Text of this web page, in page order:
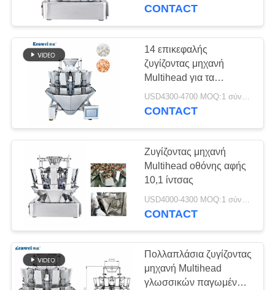
ΠΟΙΟΤΙΚΌΣ
ΈΛΕΓΧΟΣ
ΕΠΑΦΉ
ΖΗΤΉΣΤΕ
ΈΝΑ
ΑΠΌΣΠΑΣΜΑ
SITEMAP
PRIVACY
POLICY
CONTACT
14 επικεφαλής
ζυγίζοντας μηχανή
Multihead για τα
παγωμένα τρόφιμα
1500g
USD4300-4700 MOQ:1 σύνολο
CONTACT
Ζυγίζοντας μηχανή
Multihead οθόνης αφής
10,1 ίντσας
CONTACT
Πολλαπλάσια ζυγίζοντας
μηχανή Multihead
γλωσσικών παγωμένων